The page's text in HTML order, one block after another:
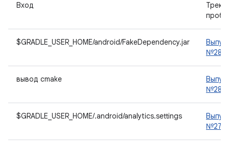
Вход
$GRADLE_USER_HOME/android/FakeDependency.jar
вывод cmake
$GRADLE_USER_HOME/.android/analytics.settings